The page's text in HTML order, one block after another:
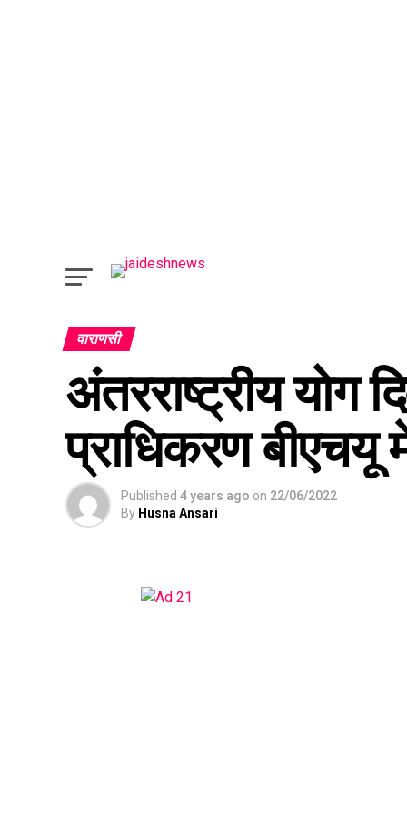
वाराणसी
अंतरराष्ट्रीय योग
प्राधिकरण बीएचयू
Published 4 years ago on 22/06/2022
By Husna Ansari